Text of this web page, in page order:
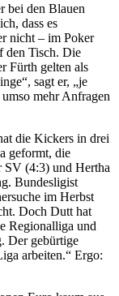
bei den Blauen
dass es
nicht – im Poker
den Tisch. Die
Fürth gelten als
sagt er, „je
mehr Anfragen
die Kickers in drei
geformt, die
(4:3) und Hertha
Bundesligist
im Herbst
Doch Dutt hat
Regionalliga und
Der gebürtige
arbeiten.“ Ergo: